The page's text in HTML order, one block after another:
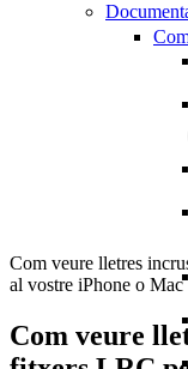
Com veure lletres
al vostre iPhone o Mac
Com veure